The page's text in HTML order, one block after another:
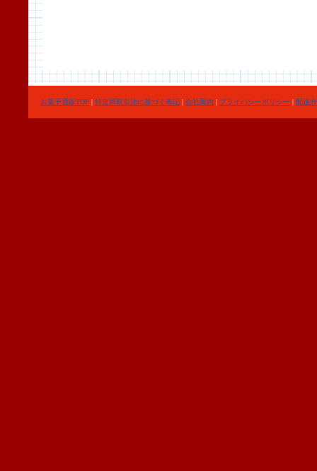
お菓子通販TOP | 特定商取引法に基づく表記 | 会社案内 | プライバシーポリシー | 配送